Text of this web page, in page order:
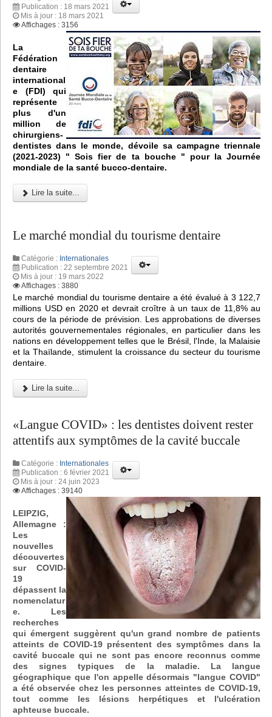
Publication : 18 mars 2021
Mis à jour : 18 mars 2021
Affichages : 3156
La
Fédération
dentaire
international
e (FDI) qui
représente
plus d'un
million de
chirurgiens-
dentistes dans le monde, dévoile sa campagne triennale
(2021-2023) " Sois fier de ta bouche " pour la Journée
mondiale de la santé bucco-dentaire.
Lire la suite...
Le marché mondial du tourisme dentaire
Catégorie : Internationales
Publication : 22 septembre 2021
Mis à jour : 19 mars 2022
Affichages : 3880
Le marché mondial du tourisme dentaire a été évalué à 3 122,7
millions USD en 2020 et devrait croître à un taux de 11,8% au
cours de la période de prévision. Les approbations de diverses
autorités gouvernementales régionales, en particulier dans les
nations en développement telles que le Brésil, l'Inde, la Malaisie
et la Thaïlande, stimulent la croissance du secteur du tourisme
dentaire.
Lire la suite...
«Langue COVID» : les dentistes doivent rester
attentifs aux symptômes de la cavité buccale
Catégorie : Internationales
Publication : 6 février 2021
Mis à jour : 24 juin 2023
Affichages : 39140
LEIPZIG,
Allemagne :
Les
nouvelles
découvertes
sur COVID-
19
dépassent la
nomenclatur
e. Les
recherches
qui émergent suggèrent qu'un grand nombre de patients
atteints de COVID-19 présentent des symptômes dans la
cavité buccale qui ne sont pas encore reconnus comme
des signes typiques de la maladie. La langue
géographique que l'on appelle désormais "langue COVID"
a été observée chez les personnes atteintes de COVID-19,
tout comme les lésions herpétiques et l'ulcération
aphteuse buccale.